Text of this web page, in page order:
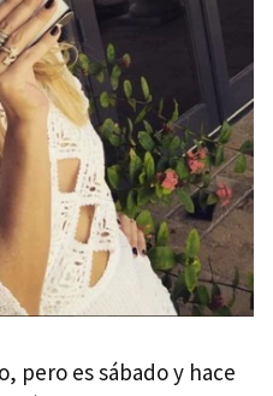
pero es sábado y hace